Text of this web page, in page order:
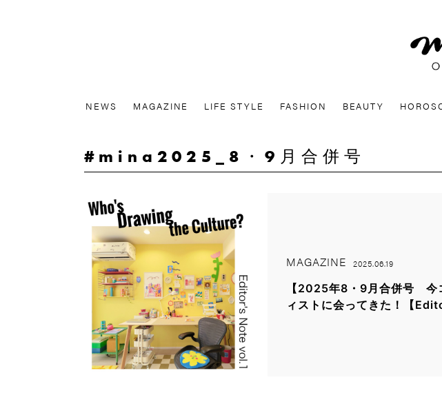
NEWS MAGAZINE LIFE STYLE FASHION BEAUTY
mina2025_8・9月合併号
MAGAZINE 2025.06.19
【2025年8・9月合併号 今
ィストに会ってきた！【